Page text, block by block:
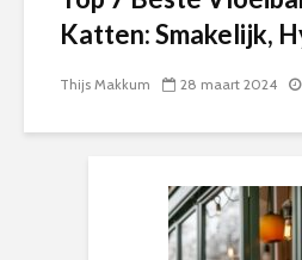
Katten: Smakelijk,
Thijs Makkum 28 maart 2024